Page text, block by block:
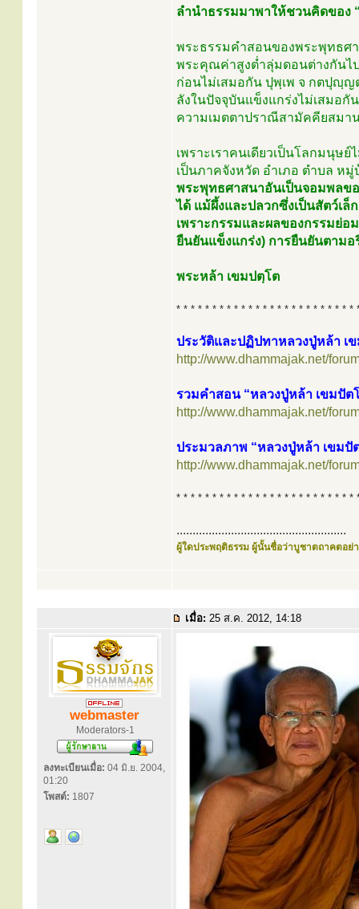
ลำนำธรรมมาพาให้ชวนคิดของ
พระธรรมคำสอนของพระพุทธศ
พระคุณค่าสูงต่ำลุ่มดอนต่างกันไป
ก่อนไม่เสมอกัน ปุพฺเพ จ กตปุญฺ
ลังในปัจจุบันแข็งแกร่งไม่เสมอกั
ความเมตตาปราณีสามัคคียสมา
เพราะเราคนเดียวเป็นโลกมนุษย์
เป็นภาคจังหวัด อำเภอ ตำบล ห
พระพุทธศาสนาอันเป็นจอมพลขอ
ได้ แม้ผึ้งและปลวกซึ่งเป็นสัตว์เ
เพราะกรรมและผลของกรรมย่อ
ยืนยันแข็งแกร่ง) การยืนยันตามอ
พระหล้า เขมปตฺโต
* * * * * * * * * * * * * * * * * * * * * * * * *
ประวัติและปฏิปทาหลวงปู่หล้า เ
http://www.dhammajak.net/
รวมคำสอน “หลวงปู่หล้า เขมปัต
http://www.dhammajak.net/
ประมวลภาพ “หลวงปู่หล้า เขมปั
http://www.dhammajak.net/
* * * * * * * * * * * * * * * * * * * * * * * * *
.....................................................
ผู้ใดประพฤติธรรม ผู้นั้นชื่อว่าบูชาตถาคตอย่า
เมื่อ: 25 ส.ค. 2012, 14:18
webmaster
Moderators-1
ลงทะเบียนเมื่อ: 04 มิ.ย. 2004,
01:20
โพสต์: 1807